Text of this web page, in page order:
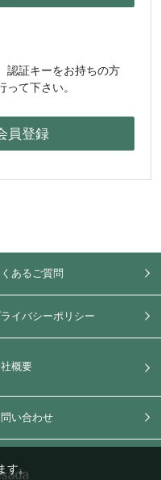
認証キーをお持ちの方
て下さい。
くあるご質問
イバシーポリシー
概要
い合わせ
す。